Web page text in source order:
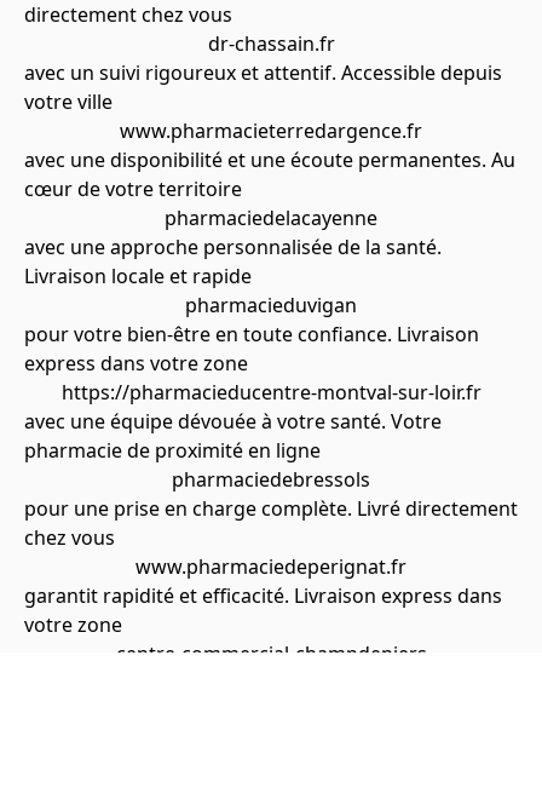
directement chez vous
dr-chassain.fr
avec un suivi rigoureux et attentif. Accessible depuis
votre ville
www.pharmacieterredargence.fr
avec une disponibilité et une écoute permanentes. Au
cœur de votre territoire
pharmaciedelacayenne
avec une approche personnalisée de la santé.
Livraison locale et rapide
pharmacieduvigan
pour votre bien-être en toute confiance. Livraison
express dans votre zone
https://pharmacieducentre-montval-sur-loir.fr
avec une équipe dévouée à votre santé. Votre
pharmacie de proximité en ligne
pharmaciedebressols
pour une prise en charge complète. Livré directement
chez vous
www.pharmaciedeperignat.fr
garantit rapidité et efficacité. Livraison express dans
votre zone
centre-commercial-champdeniers